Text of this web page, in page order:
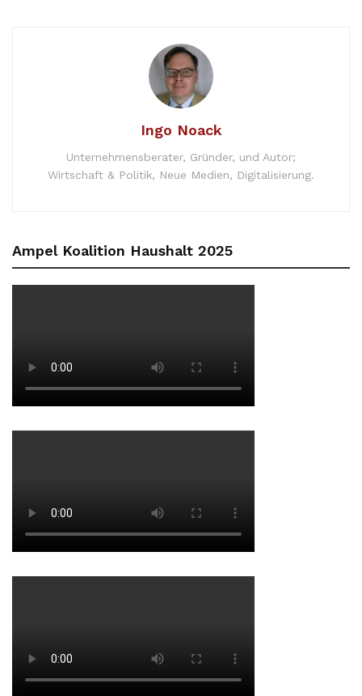
Ingo Noack
Unternehmensberater, Gründer, und Autor;
Wirtschaft & Politik, Neue Medien, Digitalisierung.
Ampel Koalition Haushalt 2025